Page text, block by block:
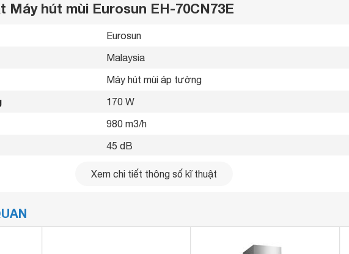
Máy hút mùi Eurosun EH-70CN73E
Eurosun
Malaysia
Máy hút mùi áp tường
170 W
980 m3/h
45 dB
3 tốc độ
Xem chi tiết thông số kĩ thuật